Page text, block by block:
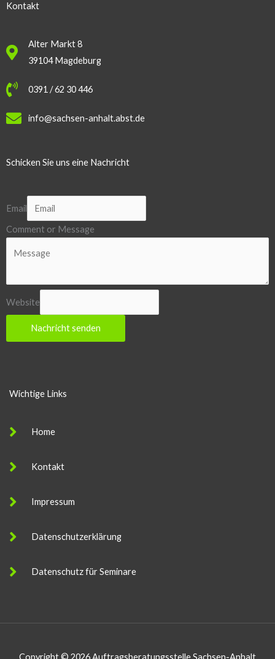
Kontakt
Alter Markt 8
39104 Magdeburg
0391 / 62 30 446
info@sachsen-anhalt.abst.de
Schicken Sie uns eine Nachricht
Email
Comment or Message
Website
Nachricht senden
Wichtige Links
Home
Kontakt
Impressum
Datenschutzerklärung
Datenschutz für Seminare
Copyright © 2026 Auftragsberatungsstelle Sachsen-Anhalt